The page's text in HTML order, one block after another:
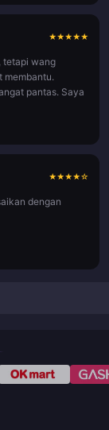
★★★★★
tetapi wang
membantu.
pantas. Saya
★★★★☆
dengan